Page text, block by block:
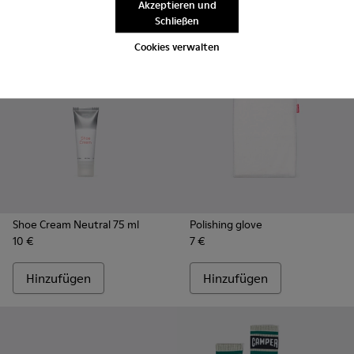
Cookies verwalten
Akzeptieren und
Schließen
Hinzufügen
Shoe Cream Neutral 75 ml
10 €
Hinzufügen
Polishing glove
7 €
Hinzufügen